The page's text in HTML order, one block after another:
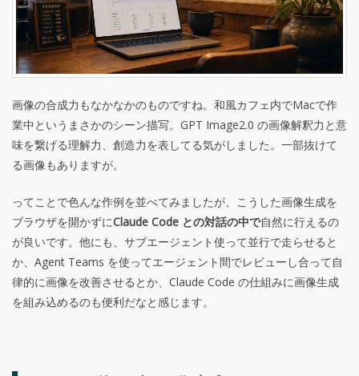
画像の合成力もなかなかのものですね。和風カフェ内でMacで作
業中というまさかのシーン描写。GPT Image2.0 の画像解釈力と意
味を繋げる理解力、創造力を表してる気がしました。一部抜けて
る画像もありますが。
ってことで色んな作例を並べてみましたが、こうした画像生成を
ブラウザを開かずにClaude Code との対話の中で自然に行えるの
が良いです。他にも、サブエージェント使って並行で走らせると
か、Agent Teams を使ってエージェント間でレビューし合って自
律的に画像を改善させるとか、Claude Code の仕組みに画像生成
を組み込めるのも便利だなと感じます。